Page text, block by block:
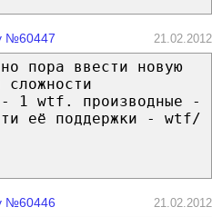
№60447 21.02.2012
пора ввести новую
сложности
- 1 wtf. производные -
её поддержки - wtf/
№60446 21.02.2012